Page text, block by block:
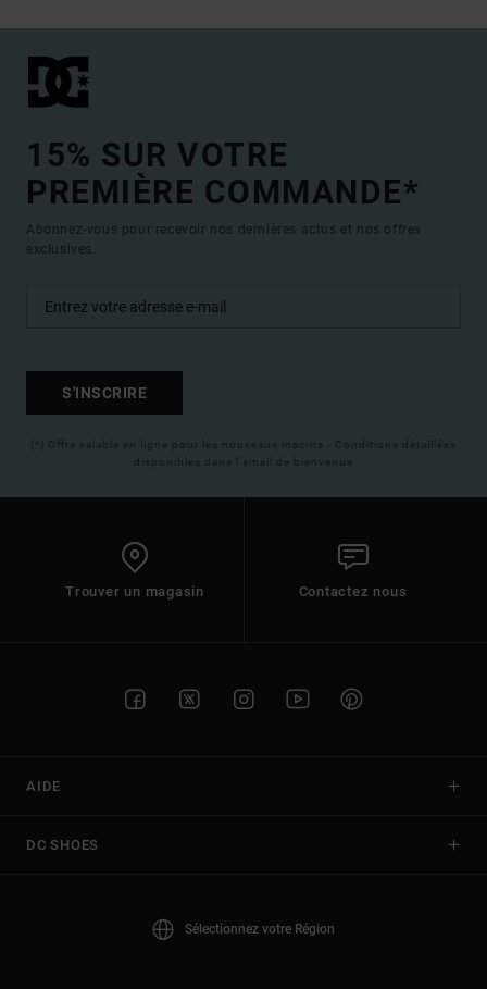
15% SUR VOTRE
PREMIÈRE COMMANDE*
Abonnez-vous pour recevoir nos dernières actus et nos offres
exclusives.
S'INSCRIRE
(*) Offre valable en ligne pour les nouveaux inscrits - Conditions détaillées
disponibles dans l'email de bienvenue
Trouver un magasin Contactez nous
AIDE
DC SHOES
Sélectionnez votre Région